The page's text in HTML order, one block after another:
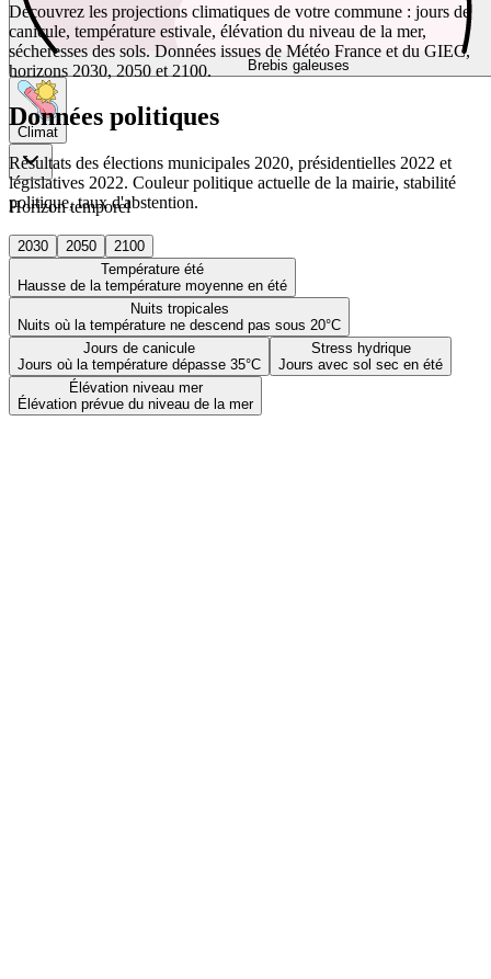
Brebis galeuses
Climat
Horizon temporel
2030 2050
2100
Température été
Hausse de la température moyenne en été
Nuits tropicales
Nuits où la température ne descend pas sous 20°C
Jours de canicule
Jours où la température dépasse 35°C
Stress hydrique
Jours avec sol sec en été
Élévation niveau mer
Élévation prévue du niveau de la mer
Découvrez les projections climatiques de votre commune : jours de
canicule, température estivale, élévation du niveau de la mer,
sécheresses des sols. Données issues de Météo France et du GIEC,
horizons 2030, 2050 et 2100.
Données politiques
Résultats des élections municipales 2020, présidentielles 2022 et
législatives 2022. Couleur politique actuelle de la mairie, stabilité
politique, taux d'abstention.